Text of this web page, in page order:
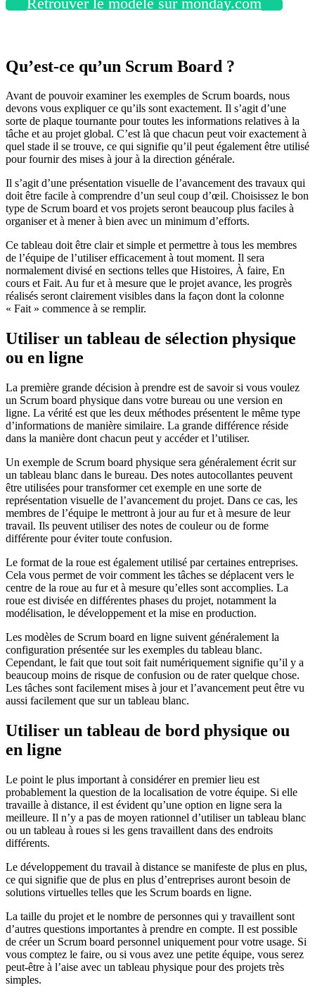
Qu’est-ce qu’un Scrum Board ?
Avant de pouvoir examiner les exemples de Scrum boards, nous
devons vous expliquer ce qu’ils sont exactement. Il s’agit d’une
sorte de plaque tournante pour toutes les informations relatives à la
tâche et au projet global. C’est là que chacun peut voir exactement à
quel stade il se trouve, ce qui signifie qu’il peut également être utilisé
pour fournir des mises à jour à la direction générale.
Il s’agit d’une présentation visuelle de l’avancement des travaux qui
doit être facile à comprendre d’un seul coup d’œil. Choisissez le bon
type de Scrum board et vos projets seront beaucoup plus faciles à
organiser et à mener à bien avec un minimum d’efforts.
Ce tableau doit être clair et simple et permettre à tous les membres
de l’équipe de l’utiliser efficacement à tout moment. Il sera
normalement divisé en sections telles que Histoires, À faire, En
cours et Fait. Au fur et à mesure que le projet avance, les progrès
réalisés seront clairement visibles dans la façon dont la colonne
« Fait » commence à se remplir.
Utiliser un tableau de sélection physique
ou en ligne
La première grande décision à prendre est de savoir si vous voulez
un Scrum board physique dans votre bureau ou une version en
ligne. La vérité est que les deux méthodes présentent le même type
d’informations de manière similaire. La grande différence réside
dans la manière dont chacun peut y accéder et l’utiliser.
Un exemple de Scrum board physique sera généralement écrit sur
un tableau blanc dans le bureau. Des notes autocollantes peuvent
être utilisées pour transformer cet exemple en une sorte de
représentation visuelle de l’avancement du projet. Dans ce cas, les
membres de l’équipe le mettront à jour au fur et à mesure de leur
travail. Ils peuvent utiliser des notes de couleur ou de forme
différente pour éviter toute confusion.
Le format de la roue est également utilisé par certaines entreprises.
Cela vous permet de voir comment les tâches se déplacent vers le
centre de la roue au fur et à mesure qu’elles sont accomplies. La
roue est divisée en différentes phases du projet, notamment la
modélisation, le développement et la mise en production.
Les modèles de Scrum board en ligne suivent généralement la
configuration présentée sur les exemples du tableau blanc.
Cependant, le fait que tout soit fait numériquement signifie qu’il y a
beaucoup moins de risque de confusion ou de rater quelque chose.
Les tâches sont facilement mises à jour et l’avancement peut être vu
aussi facilement que sur un tableau blanc.
Utiliser un tableau de bord physique ou
en ligne
Le point le plus important à considérer en premier lieu est
probablement la question de la localisation de votre équipe. Si elle
travaille à distance, il est évident qu’une option en ligne sera la
meilleure. Il n’y a pas de moyen rationnel d’utiliser un tableau blanc
ou un tableau à roues si les gens travaillent dans des endroits
différents.
Le développement du travail à distance se manifeste de plus en plus,
ce qui signifie que de plus en plus d’entreprises auront besoin de
solutions virtuelles telles que les Scrum boards en ligne.
La taille du projet et le nombre de personnes qui y travaillent sont
d’autres questions importantes à prendre en compte. Il est possible
de créer un Scrum board personnel uniquement pour votre usage. Si
vous comptez le faire, ou si vous avez une petite équipe, vous serez
peut-être à l’aise avec un tableau physique pour des projets très
simples.